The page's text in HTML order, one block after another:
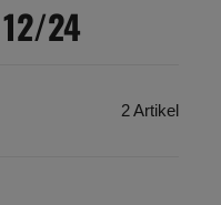
24
2 Artikel